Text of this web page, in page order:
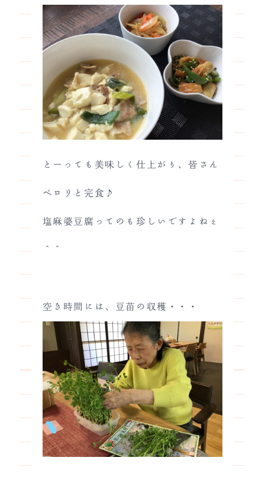
とーっても美味しく仕上がり、皆さん
ペロリと完食♪
塩麻婆豆腐ってのも珍しいですよねぇ
＾＾
空き時間には、豆苗の収穫・・・